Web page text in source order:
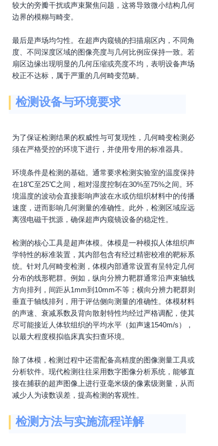
较大的旁瓣干扰或声束聚焦问题，这将导致微小结构几何
边界的模糊与畸变。
最后是声场均匀性。在超声内窥镜的扫描扇区内，不同角
度、不同深度区域的图像亮度与几何比例应保持一致。若
扇区边缘出现明显的几何压缩或亮度不均，表明设备声场
校正不达标，属于严重的几何畸变范畴。
检测设备与环境要求
为了保证检测结果的权威性与可复现性，几何畸变检测必
须在严格受控的环境下进行，并使用专用的标准器具。
环境条件是检测的基础。通常要求检测实验室的温度保持
在18℃至25℃之间，相对湿度控制在30%至75%之间。环
境温度的波动会直接影响声波在水或仿组织材料中的传播
速度，进而影响几何测量的准确性。此外，检测区域应远
离强电磁干扰源，确保超声内窥镜设备的稳定性。
检测的核心工具是超声体模。体模是一种模拟人体组织声
学特性的标准装置，其内部包含有经过精密校准的靶标系
统。针对几何畸变检测，体模内部通常设置有呈特定几何
分布的线形靶群。例如，纵向分辨力靶群通常沿声束轴线
方向排列，间距从1mm到10mm不等；横向分辨力靶群则
垂直于轴线排列，用于评估侧向测量的准确性。体模材料
的声速、衰减系数及背向散射特性均经过严格调配，使其
尽可能接近人体软组织的平均水平（如声速1540m/s），
以最大程度模拟临床真实扫查环境。
除了体模，检测过程中还需配备高精度的图像测量工具或
分析软件。现代检测往往采用数字图像分析系统，能够直
接在捕获的超声图像上进行亚毫米级的像素级测量，从而
减少人为读数误差，提高检测的客观性。
检测方法与实施流程详解